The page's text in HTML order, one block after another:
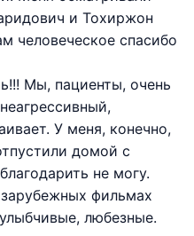
и Тохиржон
человеческое спасибо
Мы, пациенты, очень
У меня, конечно,
домой с
не могу.
фильмах
любезные.